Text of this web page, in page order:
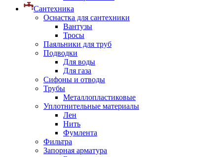
Сантехника
Оснастка для сантехники
Вантузы
Тросы
Паяльники для труб
Подводки
Для воды
Для газа
Сифоны и отводы
Трубы
Металлопластиковые
Уплотнительные материалы
Лен
Нить
Фумлента
Фильтра
Запорная арматура